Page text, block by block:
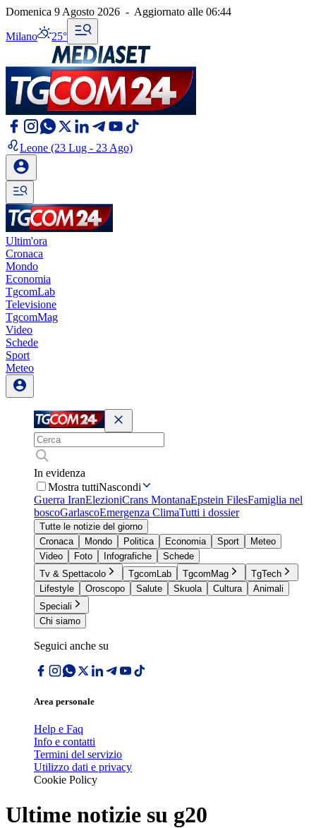
Domenica 9 Agosto 2026 - Aggiornato alle 06:44
Milano 25°
Leone (23 Lug - 23 Ago)
Ultim'ora
Cronaca
Mondo
Economia
TgcomLab
Televisione
TgcomMag
Video
Schede
Sport
Meteo
In evidenza
Mostra tuttiNascondi
Guerra IranElezioniCrans MontanaEpstein FilesFamiglia nel
boscoGarlascoEmergenza ClimaTutti i dossier
Tutte le notizie del giorno
Cronaca
Mondo Politica Economia Sport
Meteo
Video
Foto Infografiche
Schede
Tv & Spettacolo
TgcomLab TgcomMag
TgTech
Lifestyle
Oroscopo Salute Skuola Cultura
Animali
Speciali
Chi siamo
Seguici anche su
Area personale
Help e Faq
Info e contatti
Termini del servizio
Utilizzo dati e privacy
Cookie Policy
Ultime notizie su g20